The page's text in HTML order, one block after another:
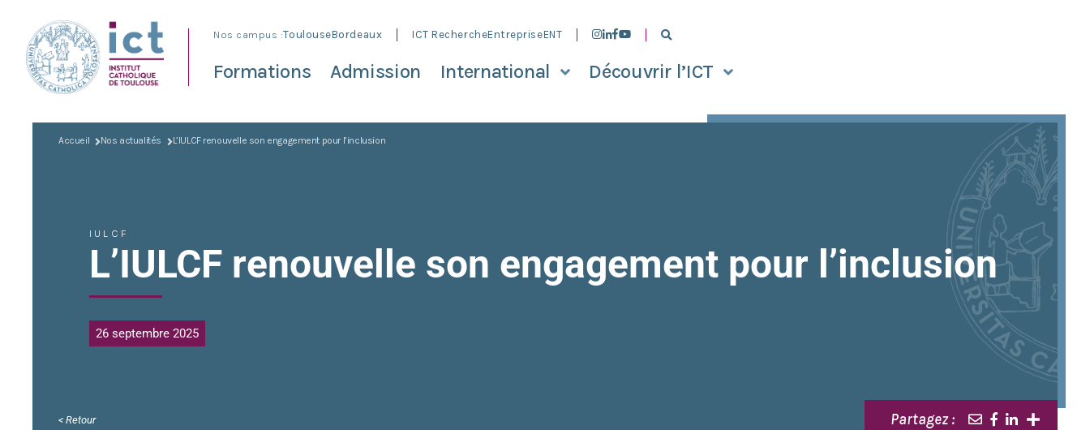
Nos campus :ToulouseBordeaux ICT RechercheEntrepriseENT
Formations Admission International Découvrir l’ICT
Accueil Nos actualités L’IULCF renouvelle son engagement pour l’inclusion
IULCF
L’IULCF renouvelle son engagement pour l’inclusion
26 septembre 2025
< Retour Partagez :